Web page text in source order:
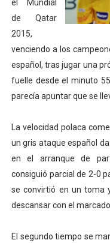
Mundial de
Máxima
Mundial de esgrima
Raquel Rodriguez
Campeonato de
el Mundial
de Qatar
2015,
venciendo a los
español, tras jugar una
fuelle desde el minuto
parecía apuntar que se
La velocidad polaca
un gris ataque español
en el arranque de
consiguió parcial de 2-0
se convirtió en un toma
descansar con el
El segundo tiempo se